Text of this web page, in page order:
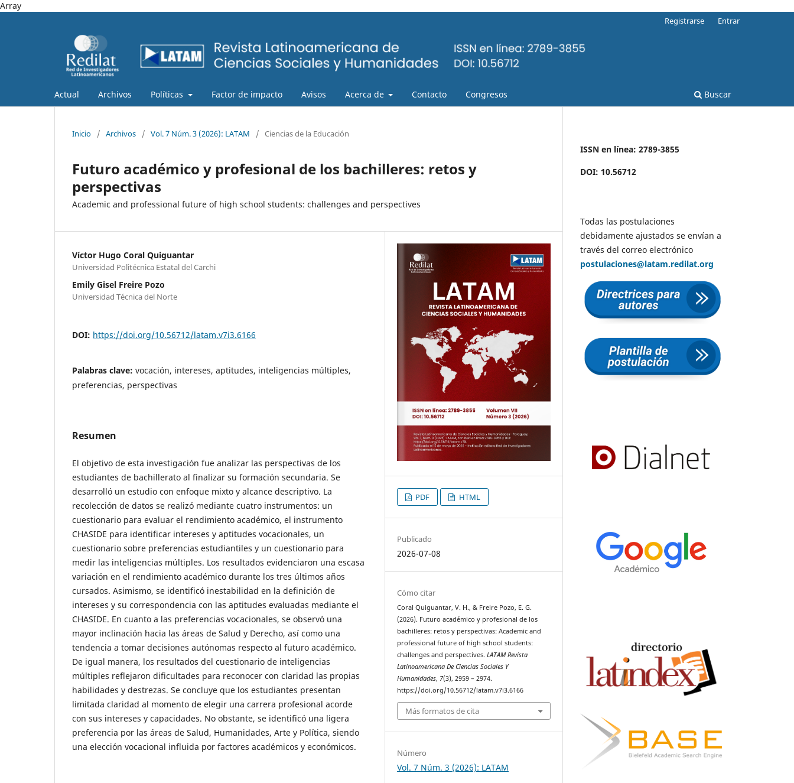
Array
Actual Archivos Políticas Factor de impacto Avisos Acerca de Contacto Congresos Buscar
Registrarse Entrar
Inicio / Archivos / Vol. 7 Núm. 3 (2026): LATAM / Ciencias de la Educación
Futuro académico y profesional de los bachilleres: retos y
perspectivas
Academic and professional future of high school students: challenges and perspectives
Víctor Hugo Coral Quiguantar
Universidad Politécnica Estatal del Carchi
Emily Gisel Freire Pozo
Universidad Técnica del Norte
DOI: https://doi.org/10.56712/latam.v7i3.6166
Palabras clave: vocación, intereses, aptitudes, inteligencias múltiples,
preferencias, perspectivas
Resumen
El objetivo de esta investigación fue analizar las perspectivas de los
estudiantes de bachillerato al finalizar su formación secundaria. Se
desarrolló un estudio con enfoque mixto y alcance descriptivo. La
recolección de datos se realizó mediante cuatro instrumentos: un
cuestionario para evaluar el rendimiento académico, el instrumento
CHASIDE para identificar intereses y aptitudes vocacionales, un
cuestionario sobre preferencias estudiantiles y un cuestionario para
medir las inteligencias múltiples. Los resultados evidenciaron una escasa
variación en el rendimiento académico durante los tres últimos años
cursados. Asimismo, se identificó inestabilidad en la definición de
intereses y su correspondencia con las aptitudes evaluadas mediante el
CHASIDE. En cuanto a las preferencias vocacionales, se observó una
mayor inclinación hacia las áreas de Salud y Derecho, así como una
tendencia a tomar decisiones autónomas respecto al futuro académico.
De igual manera, los resultados del cuestionario de inteligencias
múltiples reflejaron dificultades para reconocer con claridad las propias
habilidades y destrezas. Se concluye que los estudiantes presentan
limitada claridad al momento de elegir una carrera profesional acorde
con sus intereses y capacidades. No obstante, se identificó una ligera
preferencia por las áreas de Salud, Humanidades, Arte y Política, siendo
una elección vocacional influida por factores académicos y económicos.
PDF HTML
Publicado
2026-07-08
Cómo citar
Coral Quiguantar, V. H., & Freire Pozo, E. G.
(2026). Futuro académico y profesional de los
bachilleres: retos y perspectivas: Academic and
professional future of high school students:
challenges and perspectives.LATAM Revista
Latinoamericana De Ciencias Sociales Y
Humanidades, 7(3), 2959 – 2974.
https://doi.org/10.56712/latam.v7i3.6166
Más formatos de cita
Número
Vol. 7 Núm. 3 (2026): LATAM
ISSN en línea: 2789-3855
DOI: 10.56712
Todas las postulaciones
debidamente ajustados se envían a
través del correo electrónico
postulaciones@latam.redilat.org